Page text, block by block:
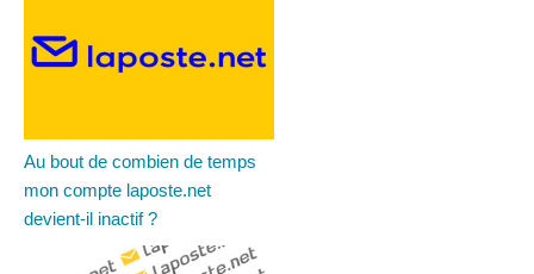
Au bout de combien de temps
mon compte laposte.net
devient-il inactif ?